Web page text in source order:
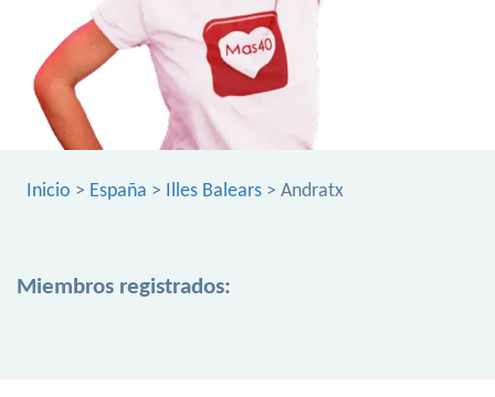
Inicio > España > Illes Balears > Andratx
Miembros registrados: